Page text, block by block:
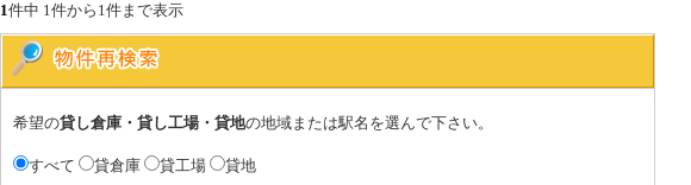
1件中 1件から1件まで表示
希望の貸し倉庫・貸し工場・貸地の地域または駅名を選んで下さい。
すべて 貸倉庫 貸工場 貸地